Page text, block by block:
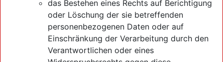
das Bestehen eines Rechts auf Berichtigung
oder Löschung der sie betreffenden
personenbezogenen Daten oder auf
Einschränkung der Verarbeitung durch den
Verantwortlichen oder eines